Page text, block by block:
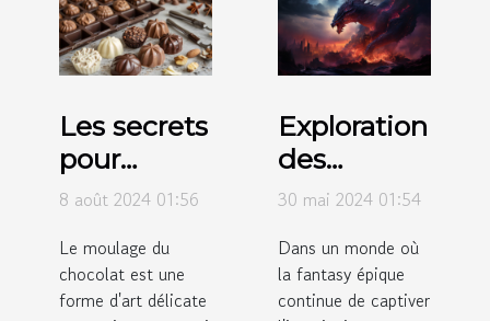
Les secrets
pour
réussir le
du
chocolat à
8 août 2024 01:56
Le moulage du
chocolat est une
forme d'art délicate
Exploration
des
tendances
des
produits
30 mai 2024 01:54
Dans un monde où
la fantasy épique
continue de captiver